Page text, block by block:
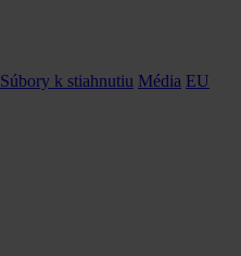
Súbory k stiahnutiu Média EU